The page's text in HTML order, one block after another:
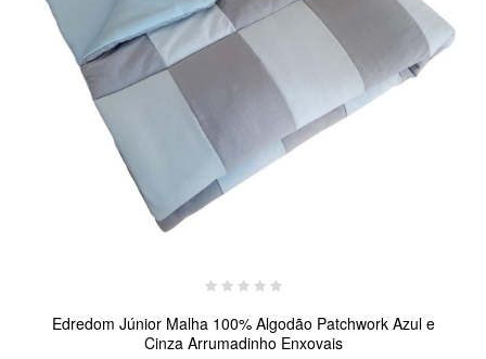
Edredom Júnior Malha 100% Algodão Patchwork Azul e
Cinza Arrumadinho Enxovais